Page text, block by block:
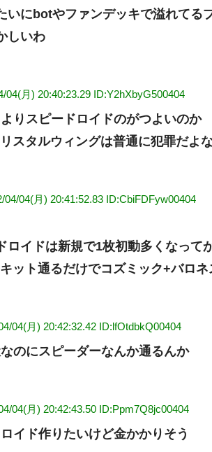
いにbotやファンデッキで溢れてる
しいわ
04(月) 20:40:23.29 ID:Y2hXbyG500404
りスピードロイドのがつよいのか
スタルウィングは普通に犯罪だよ
04/04(月) 20:41:52.83 ID:CbiFDFyw00404
ロイドは新規で1枚初動多くなって
ット通るだけでコズミック+バロ
04(月) 20:42:32.42 ID:lfOtdbkQ00404
のにスピーダーなんか通るんか
04(月) 20:42:43.50 ID:Ppm7Q8jc00404
イド作りたいけど金かかりそう